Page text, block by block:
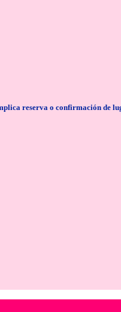
reserva o confirmación de